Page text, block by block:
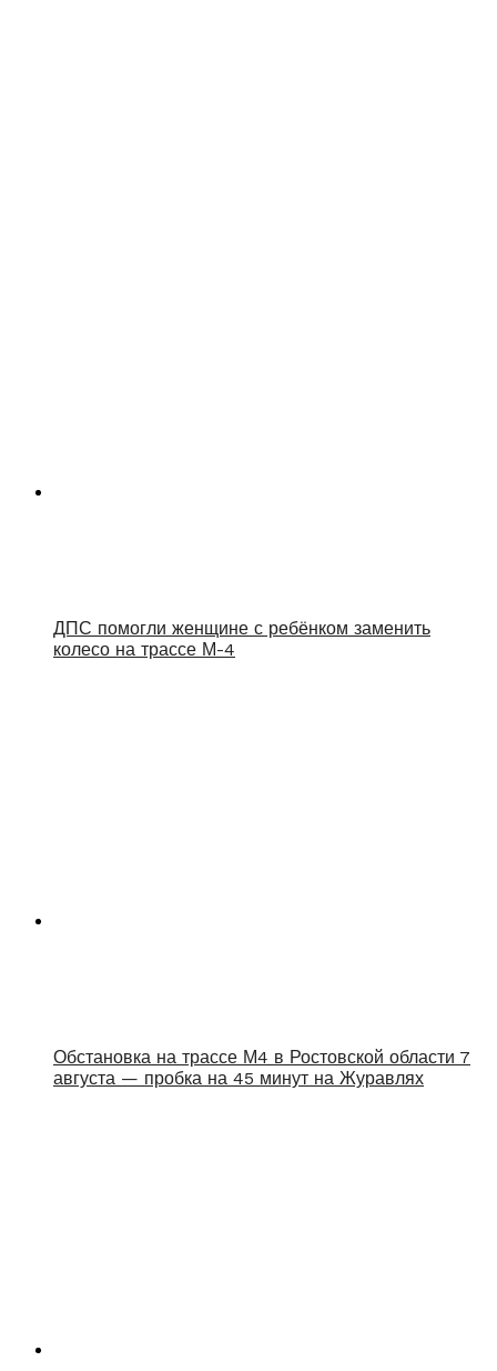
ДПС помогли женщине с ребёнком заменить
колесо на трассе М-4
Обстановка на трассе М4 в Ростовской области 7
августа — пробка на 45 минут на Журавлях